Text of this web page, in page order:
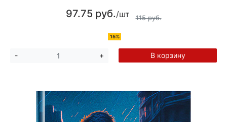
97.75 руб./шт 115 руб.
15%
- + В корзину